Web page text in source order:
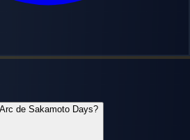
de Sakamoto Days?